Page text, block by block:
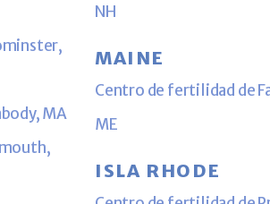
MA
NH
MAINE
Centro de fertilidad de
ME
ISLA RHODE